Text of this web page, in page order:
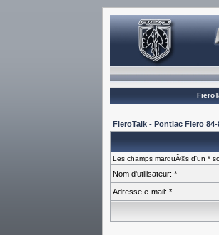
FieroTalk - Pontiac Fiero
Les champs marquÃ©s d'un *
Nom d'utilisateur: *
Adresse e-mail: *